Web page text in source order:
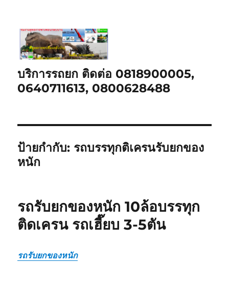
บริการรถยก ติดต่อ 0818900005,
0640711613, 0800628488
ป้ายกำกับ: รถบรรทุกติเครนรับยกของ
หนัก
รถรับยกของหนัก 10ล้อบรรทุก
ติดเครน รถเฮี๊ยบ 3-5ตัน
รถรับยกของหนัก